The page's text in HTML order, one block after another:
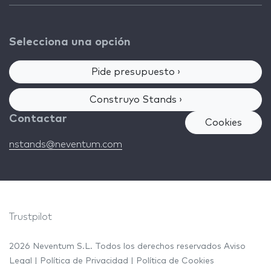
Selecciona una opción
Pide presupuesto ›
Construyo Stands ›
Contactar
nstands@neventum.com
Cookies
Trustpilot
2026 Neventum S.L. Todos los derechos reservados Aviso
Legal
Política de Privacidad Política de Cookies